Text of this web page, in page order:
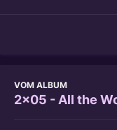
VOM ALBUM
2x05 - All the